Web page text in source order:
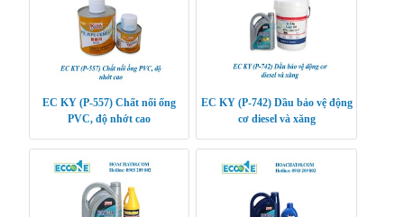
EC KY (P-557) Chất nối ống
PVC, độ nhớt cao
EC KY (P-742) Dầu bảo vệ động
cơ diesel và xăng